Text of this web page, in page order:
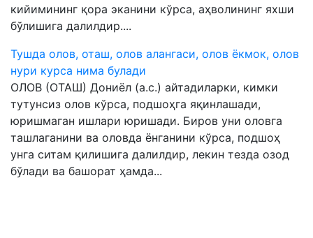
кийимининг қора эканини кўрса, аҳволининг яхши
бўлишига далилдир....
Тушда олов, оташ, олов алангаси, олов ёкмок, олов
нури курса нима булади
ОЛОВ (ОТАШ) Дониёл (а.с.) айтадиларки, кимки
тутунсиз олов кўрса, подшоҳга яқинлашади,
юришмаган ишлари юришади. Биров уни оловга
ташлаганини ва оловда ёнганини кўрса, подшоҳ
унга ситам қилишига далилдир, лекин тезда озод
бўлади ва башорат ҳамда...